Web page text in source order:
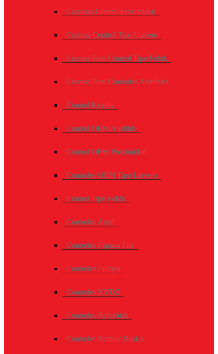
Carcasas Control proximidad
Carcasa Control Tipo Llavero
Carcasa Para Control Tipo Fobik
Carcasa Para Controles Abatibles
Control Keydiy
Control OEM Abatible
Control OEM Proximidad
Controles OEM Tipo Llavero
Control Tipo Fobik
Controles Autel
Controles Espada Fija
Controles Europa
Controles KYDZ
Controles Refurbish
Controles Remote Basics